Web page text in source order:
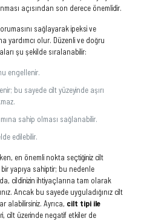
açısından son derece önemlidir.
sağlayarak ipeksi ve
yardımcı olur. Düzenli ve doğru
şu şekilde sıralanabilir:
engellenir.
bu sayede cilt yüzeyinde aşırı
sahip olması sağlanabilir.
edilebilir.
en önemli nokta seçtiğiniz cilt
yapıya sahiptir; bu nedenle
cildinizin ihtiyaçlarına tam olarak
Ancak bu sayede uyguladığınız cilt
alabilirsiniz. Ayrıca, cilt tipi ile
cilt üzerinde negatif etkiler de